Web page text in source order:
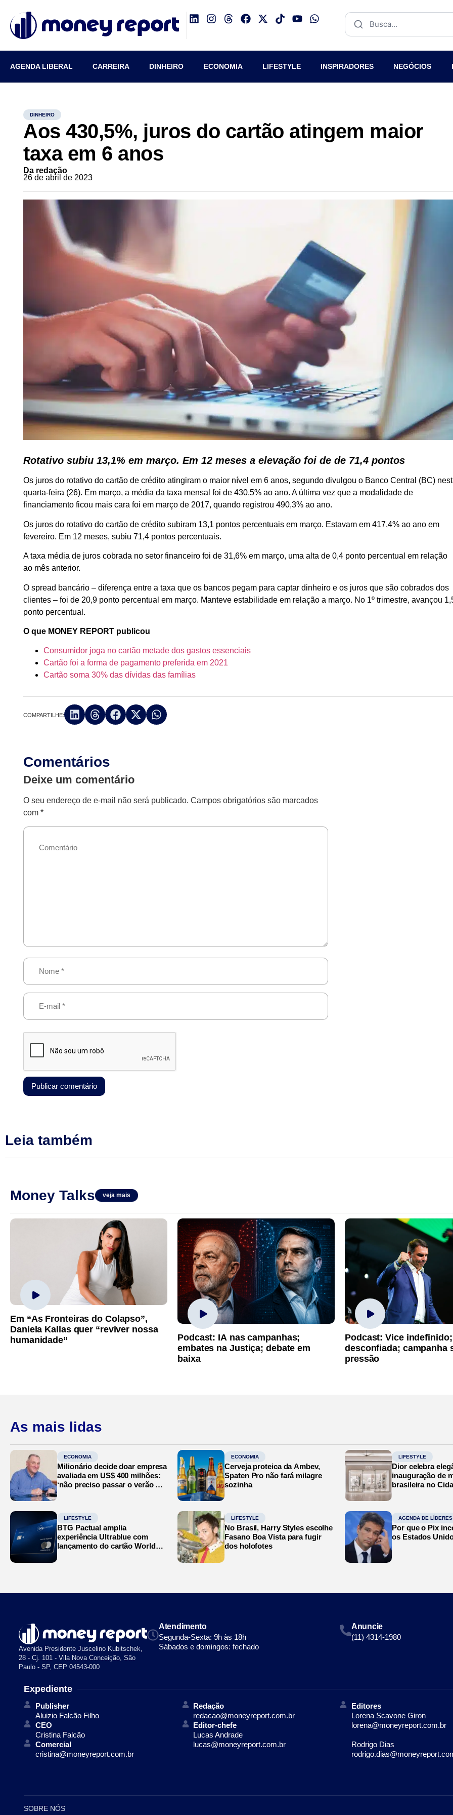
AGENDA LIBERAL CARREIRA DINHEIRO ECONOMIA LIFESTYLE INSPIRADORES NEGÓCIOS
DINHEIRO
Aos 430,5%, juros do cartão atingem maior
taxa em 6 anos
Da redação
26 de abril de 2023
Rotativo subiu 13,1% em março. Em 12 meses a elevação foi de de 71,4 pontos
Os juros do rotativo do cartão de crédito atingiram o maior nível em 6 anos, segundo divulgou o Banco Central (BC)
quarta-feira (26). Em março, a média da taxa mensal foi de 430,5% ao ano. A última vez que a modalidade de
financiamento ficou mais cara foi em março de 2017, quando registrou 490,3% ao ano.
Os juros do rotativo do cartão de crédito subiram 13,1 pontos percentuais em março. Estavam em 417,4% ao ano em
fevereiro. Em 12 meses, subiu 71,4 pontos percentuais.
A taxa média de juros cobrada no setor financeiro foi de 31,6% em março, uma alta de 0,4 ponto percentual em relação
ao mês anterior.
O spread bancário – diferença entre a taxa que os bancos pegam para captar dinheiro e os juros que são cobrados dos
clientes – foi de 20,9 ponto percentual em março. Manteve estabilidade em relação a março. No 1º trimestre, avançou
ponto percentual.
O que MONEY REPORT publicou
Consumidor joga no cartão metade dos gastos essenciais
Cartão foi a forma de pagamento preferida em 2021
Cartão soma 30% das dívidas das famílias
COMPARTILHE:
Comentários
Deixe um comentário
O seu endereço de e-mail não será publicado. Campos obrigatórios são marcados
com*
Leia também
Money Talks veja mais
Em “As Fronteiras do Colapso”,
Daniela Kallas quer “reviver nossa
humanidade”
Podcast: IA nas campanhas;
embates na Justiça; debate em
baixa
Podcast: Vice
desconfiada; campanha
pressão
As mais lidas
ECONOMIA
Milionário decide doar empresa
avaliada em US$ 400 milhões:
‘não preciso passar o verão no
ECONOMIA
Cerveja proteica da Ambev,
Spaten Pro não fará milagre
sozinha
LIFESTYLE
Dior celebra
inauguração de
brasileira no
LIFESTYLE
BTG Pactual amplia
experiência Ultrablue com
lançamento do cartão World
LIFESTYLE
No Brasil, Harry Styles escolhe
Fasano Boa Vista para fugir
dos holofotes
AGENDA DE LÍDERES
Por que o Pix
os Estados
Avenida Presidente Juscelino Kubitschek,
28 - Cj. 101 - Vila Nova Conceição, São
Paulo - SP, CEP 04543-000
Atendimento
Segunda-Sexta: 9h às 18h
Sábados e domingos: fechado
Anuncie
(11) 4314-1980
Expediente
Publisher
Aluizio Falcão Filho
CEO
Cristina Falcão
Comercial
cristina@moneyreport.com.br
Redação
redacao@moneyreport.com.br
Editor-chefe
Lucas Andrade
lucas@moneyreport.com.br
Editores
Lorena Scavone Giron
lorena@moneyreport.com.br
Rodrigo Dias
SOBRE NÓS